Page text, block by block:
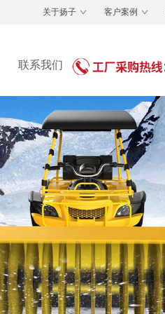
关于扬子 客户案例
联系我们